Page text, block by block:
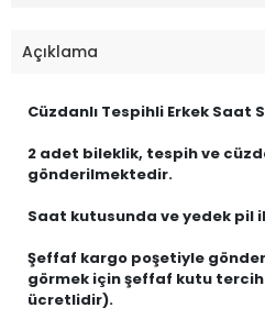
Açıklama
Cüzdanlı Tespihli Erkek Saat
2 adet bileklik, tespih ve
gönderilmektedir.
Saat kutusunda ve yedek pil
Şeffaf kargo poşetiyle
görmek için şeffaf kutu
ücretlidir).